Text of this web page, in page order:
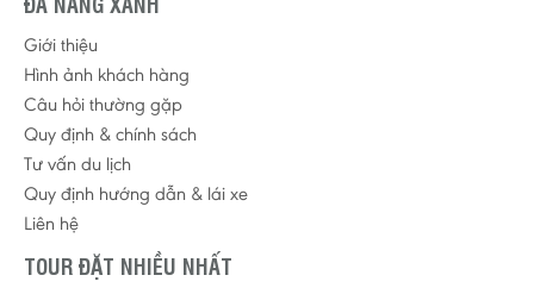
Giới thiệu
Hình ảnh khách hàng
Câu hỏi thường gặp
Quy định & chính sách
Tư vấn du lịch
Quy định hướng dẫn & lái xe
Liên hệ
TOUR ĐẶT NHIỀU NHẤT